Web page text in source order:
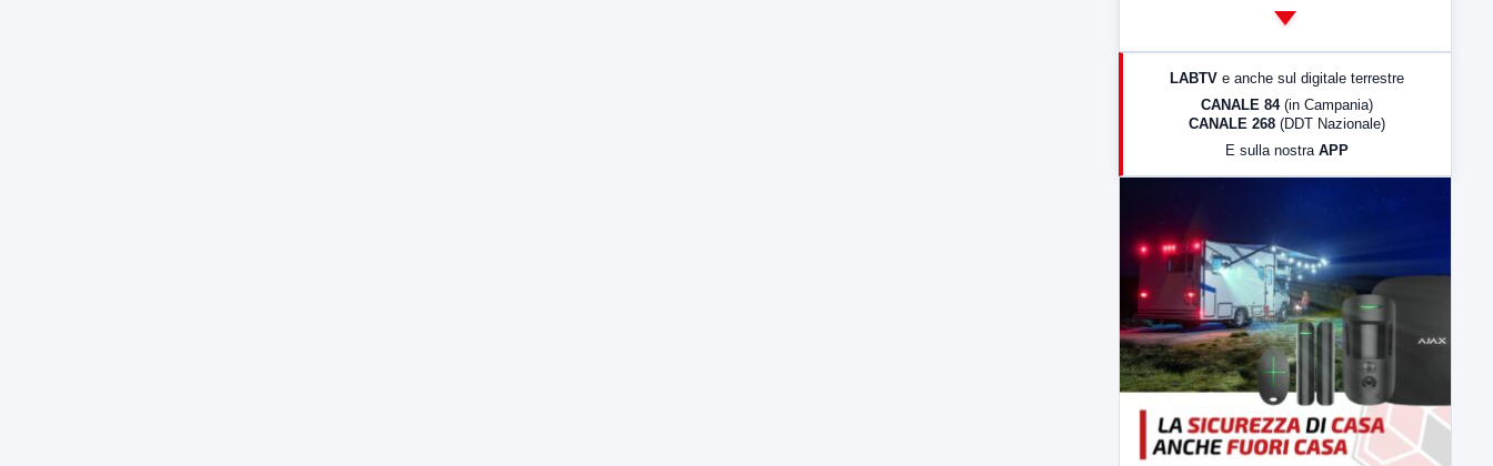
LabNews (Diretta)
LABTV e anche sul digitale terrestre
CANALE 84 (in Campania)
CANALE 268 (DDT Nazionale)
E sulla nostra APP